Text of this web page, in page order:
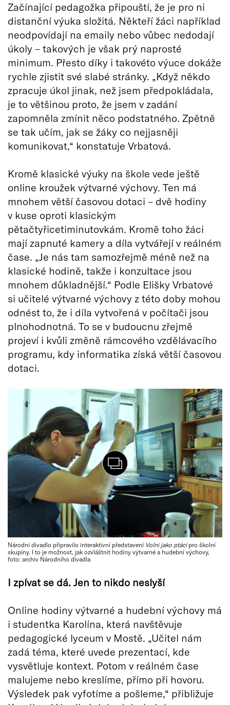
Začínající pedagožka připouští, že je pro ni
distanční výuka složitá. Někteří žáci například
neodpovídají na emaily nebo vůbec nedodají
úkoly – takových je však prý naprosté
minimum. Přesto díky i takovéto výuce dokáže
rychle zjistit své slabé stránky. „Když někdo
zpracuje úkol jinak, než jsem předpokládala,
je to většinou proto, že jsem v zadání
zapomněla zmínit něco podstatného. Zpětně
se tak učím, jak se žáky co nejjasněji
komunikovat,“ konstatuje Vrbatová.
Kromě klasické výuky na škole vede ještě
online kroužek výtvarné výchovy. Ten má
mnohem větší časovou dotaci – dvě hodiny
v kuse oproti klasickým
pětačtyřicetiminutovkám. Kromě toho žáci
mají zapnuté kamery a díla vytvářejí v reálném
čase. „Je nás tam samozřejmě méně než na
klasické hodině, takže i konzultace jsou
mnohem důkladnější.“ Podle Elišky Vrbatové
si učitelé výtvarné výchovy z této doby mohou
odnést to, že i díla vytvořená v počítači jsou
plnohodnotná. To se v budoucnu zřejmě
projeví i kvůli změně rámcového vzdělávacího
programu, kdy informatika získá větší časovou
dotaci.
Národní divadlo připravilo interaktivní představení Volní jako ptácipro školní
skupiny. I to je možnost, jak ozvláštnit hodiny výtvarné a hudební výchovy,
foto: archiv Národního divadla
I zpívat se dá. Jen to nikdo neslyší
Online hodiny výtvarné a hudební výchovy má
i studentka Karolína, která navštěvuje
pedagogické lyceum v Mostě. „Učitel nám
zadá téma, které uvede prezentací, kde
vysvětluje kontext. Potom v reálném čase
malujeme nebo kreslíme, přímo při hovoru.
Výsledek pak vyfotíme a pošleme,“ přibližuje